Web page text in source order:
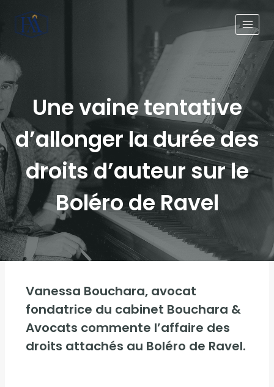
Une vaine tentative
d’allonger la durée des
droits d’auteur sur le
Boléro de Ravel
Vanessa Bouchara, avocat
fondatrice du cabinet Bouchara &
Avocats commente l’affaire des
droits attachés au Boléro de Ravel.